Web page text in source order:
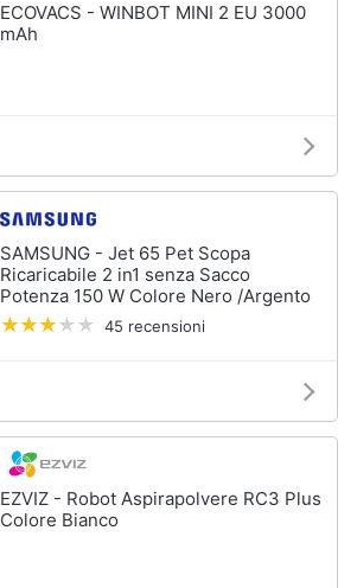
ECOVACS - WINBOT MINI 2 EU 3000
mAh
SAMSUNG - Jet 65 Pet Scopa
Ricaricabile 2 in1 senza Sacco
Potenza 150 W Colore Nero /Argento
45 recensioni
EZVIZ - Robot Aspirapolvere RC3 Plus
Colore Bianco